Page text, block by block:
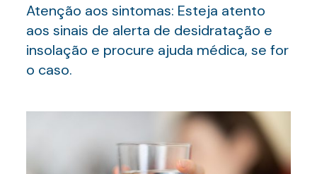
Atenção aos sintomas: Esteja atento
aos sinais de alerta de desidratação e
insolação e procure ajuda médica, se for
o caso.